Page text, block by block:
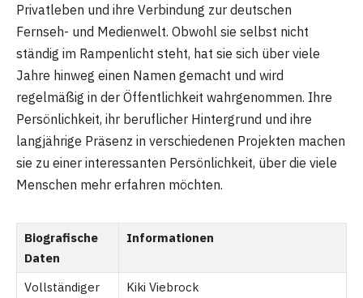
Privatleben und ihre Verbindung zur deutschen
Fernseh- und Medienwelt. Obwohl sie selbst nicht
ständig im Rampenlicht steht, hat sie sich über viele
Jahre hinweg einen Namen gemacht und wird
regelmäßig in der Öffentlichkeit wahrgenommen. Ihre
Persönlichkeit, ihr beruflicher Hintergrund und ihre
langjährige Präsenz in verschiedenen Projekten machen
sie zu einer interessanten Persönlichkeit, über die viele
Menschen mehr erfahren möchten.
Biografische
Daten
Informationen
Vollständiger
Kiki Viebrock